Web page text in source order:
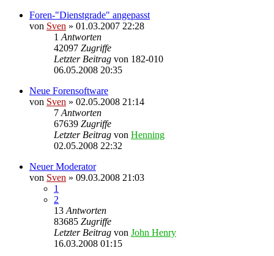
Foren-"Dienstgrade" angepasst
von Sven » 01.03.2007 22:28
1 Antworten
42097 Zugriffe
Letzter Beitrag von 182-010
06.05.2008 20:35
Neue Forensoftware
von Sven » 02.05.2008 21:14
7 Antworten
67639 Zugriffe
Letzter Beitrag von Henning
02.05.2008 22:32
Neuer Moderator
von Sven » 09.03.2008 21:03
1
2
13 Antworten
83685 Zugriffe
Letzter Beitrag von John Henry
16.03.2008 01:15